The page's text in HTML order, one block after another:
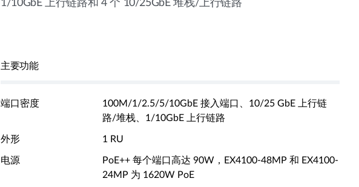
1/10GbE 上行链路和 4 个 10/25GbE 堆栈/上行链路
主要功能
端口密度
100M/1/2.5/5/10GbE 接入端口、10/25 GbE 上行链
路/堆栈、1/10GbE 上行链路
外形 1 RU
电源
PoE++ 每个端口高达 90W，EX4100-48MP 和 EX4100-
24MP 为 1620W PoE